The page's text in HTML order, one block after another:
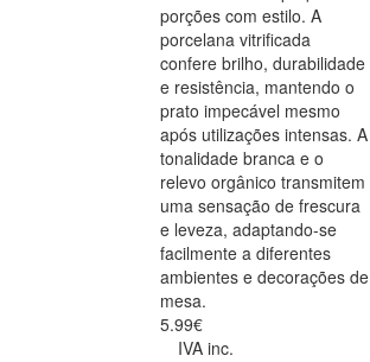
porções com estilo. A
porcelana vitrificada
confere brilho, durabilidade
e resistência, mantendo o
prato impecável mesmo
após utilizações intensas. A
tonalidade branca e o
relevo orgânico transmitem
uma sensação de frescura
e leveza, adaptando-se
facilmente a diferentes
ambientes e decorações de
mesa.
5.99€
IVA inc.